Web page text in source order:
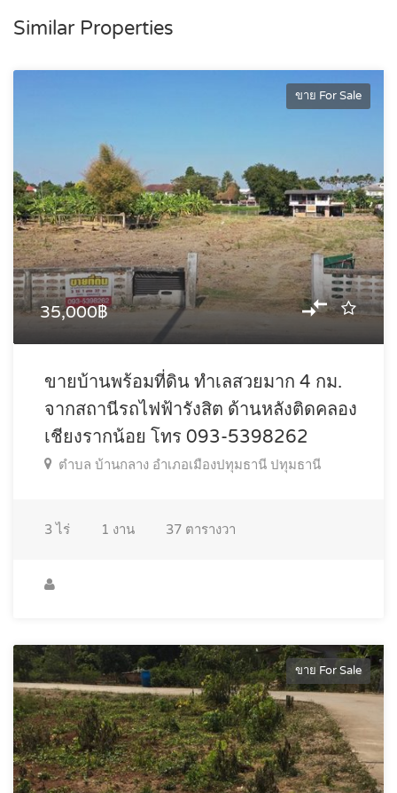
Similar Properties
ขาย For Sale
35,000฿
ขายบ้านพร้อมที่ดิน ทำเลสวยมาก 4 กม.
จากสถานีรถไฟฟ้ารังสิต ด้านหลังติดคลอง
เชียงรากน้อย โทร 093-5398262
ตำบล บ้านกลาง อำเภอเมืองปทุมธานี ปทุมธานี
3 ไร่ 1 งาน 37 ตารางวา
ขาย For Sale